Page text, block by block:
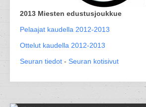
2013 Miesten edustusjoukkue
Pelaajat kaudella 2012-2013
Ottelut kaudella 2012-2013
Seuran tiedot - Seuran kotisivut